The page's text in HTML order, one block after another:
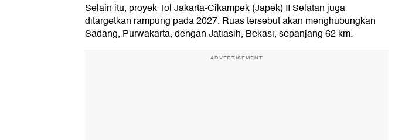
Selain itu, proyek Tol Jakarta-Cikampek (Japek) II Selatan juga
ditargetkan rampung pada 2027. Ruas tersebut akan menghubungkan
Sadang, Purwakarta, dengan Jatiasih, Bekasi, sepanjang 62 km.
ADVERTISEMENT